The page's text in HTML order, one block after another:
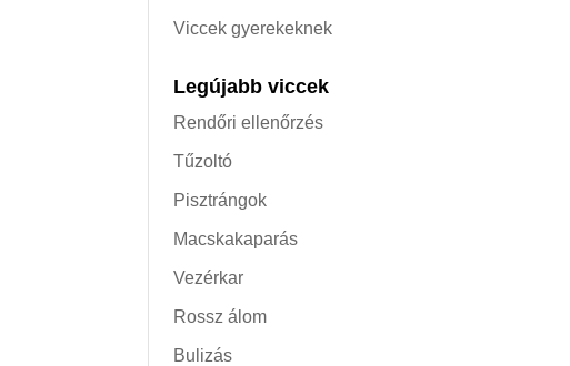
Viccek gyerekeknek
Legújabb viccek
Rendőri ellenőrzés
Tűzoltó
Pisztrángok
Macskakaparás
Vezérkar
Rossz álom
Bulizás